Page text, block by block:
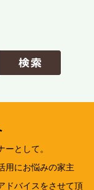
として。
用にお悩みの家主
ドバイスをさせて頂